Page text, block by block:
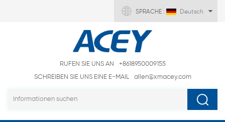
SPRACHE : Deutsch
RUFEN SIE UNS AN
+8618950009155
SCHREIBEN SIE UNS EINE E-MAIL
allen@xmacey.com